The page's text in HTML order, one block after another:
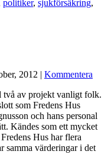
politiker, sjukförsäkring,
2012 | Kommentera
två av projekt vanligt folk.
som Fredens Hus
och hans personal
Kändes som ett mycket
Hus har flera
samma värderingar i det